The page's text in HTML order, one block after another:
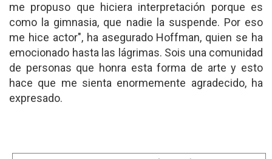
me propuso que hiciera interpretación porque es
como la gimnasia, que nadie la suspende. Por eso
me hice actor", ha asegurado Hoffman, quien se ha
emocionado hasta las lágrimas. Sois una comunidad
de personas que honra esta forma de arte y esto
hace que me sienta enormemente agradecido, ha
expresado.